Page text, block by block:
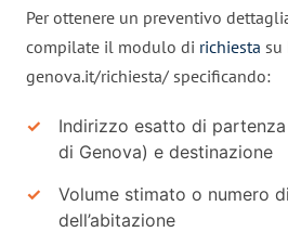
Per ottenere un preventivo
compilate il modulo di richiesta
genova.it/richiesta/ specificando:
Indirizzo esatto di
di Genova) e destinazione
Volume stimato o numero
dell’abitazione